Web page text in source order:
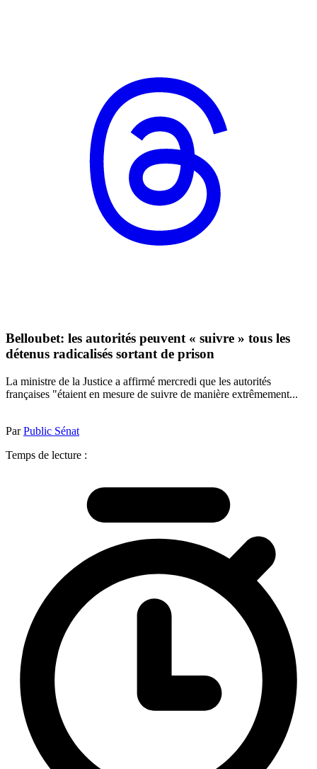
Belloubet: les autorités peuvent « suivre » tous les
détenus radicalisés sortant de prison
La ministre de la Justice a affirmé mercredi que les autorités
françaises "étaient en mesure de suivre de manière extrêmement...
ParPublic Sénat
Temps de lecture :